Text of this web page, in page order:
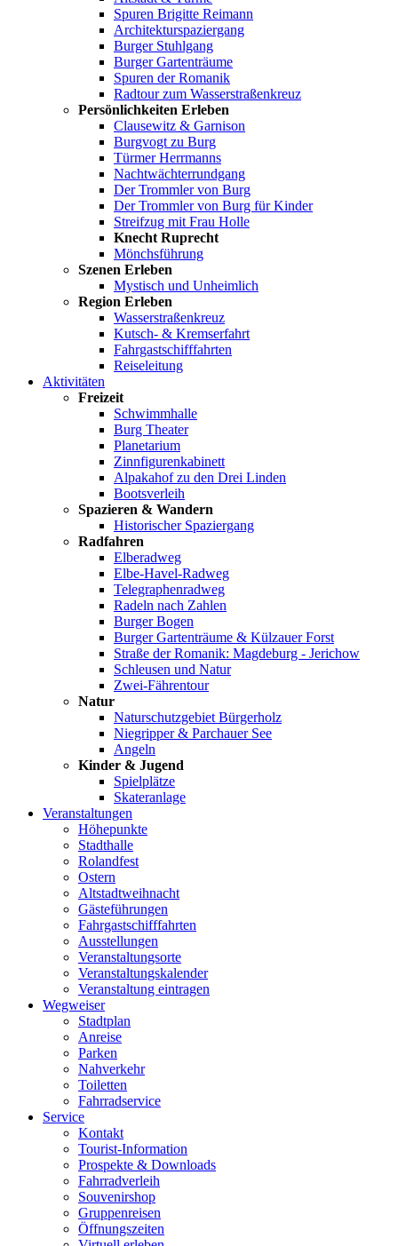
Spuren Brigitte Reimann
Architekturspaziergang
Burger Stuhlgang
Burger Gartenträume
Spuren der Romanik
Radtour zum Wasserstraßenkreuz
Persönlichkeiten Erleben
Clausewitz & Garnison
Burgvogt zu Burg
Türmer Herrmanns
Nachtwächterrundgang
Der Trommler von Burg
Der Trommler von Burg für Kinder
Streifzug mit Frau Holle
Knecht Ruprecht
Mönchsführung
Szenen Erleben
Mystisch und Unheimlich
Region Erleben
Wasserstraßenkreuz
Kutsch- & Kremserfahrt
Fahrgastschifffahrten
Reiseleitung
Aktivitäten
Freizeit
Schwimmhalle
Burg Theater
Planetarium
Zinnfigurenkabinett
Alpakahof zu den Drei Linden
Bootsverleih
Spazieren & Wandern
Historischer Spaziergang
Radfahren
Elberadweg
Elbe-Havel-Radweg
Telegraphenradweg
Radeln nach Zahlen
Burger Bogen
Burger Gartenträume & Külzauer Forst
Straße der Romanik: Magdeburg - Jerichow
Schleusen und Natur
Zwei-Fährentour
Natur
Naturschutzgebiet Bürgerholz
Niegripper & Parchauer See
Angeln
Kinder & Jugend
Spielplätze
Skateranlage
Veranstaltungen
Höhepunkte
Stadthalle
Rolandfest
Ostern
Altstadtweihnacht
Gästeführungen
Fahrgastschifffahrten
Ausstellungen
Veranstaltungsorte
Veranstaltungskalender
Veranstaltung eintragen
Wegweiser
Stadtplan
Anreise
Parken
Nahverkehr
Toiletten
Fahrradservice
Service
Kontakt
Tourist-Information
Prospekte & Downloads
Fahrradverleih
Souvenirshop
Gruppenreisen
Öffnungszeiten